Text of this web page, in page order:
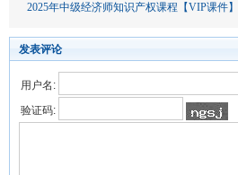
2025年中级经济师知识产权课程【VIP课件】
发表评论
用户名:
验证码: